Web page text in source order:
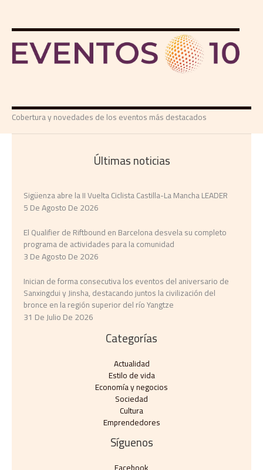
Cobertura y novedades de los eventos más destacados
Últimas noticias
Sigüenza abre la II Vuelta Ciclista Castilla-La Mancha LEADER
5 De Agosto De 2026
El Qualifier de Riftbound en Barcelona desvela su completo
programa de actividades para la comunidad
3 De Agosto De 2026
Inician de forma consecutiva los eventos del aniversario de
Sanxingdui y Jinsha, destacando juntos la civilización del
bronce en la región superior del río Yangtze
31 De Julio De 2026
Categorías
Actualidad
Estilo de vida
Economía y negocios​
Sociedad
Cultura
Emprendedores
Síguenos